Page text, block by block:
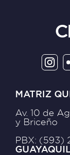
MATRIZ
Av. 10 de
y Briceño
PBX: (593)